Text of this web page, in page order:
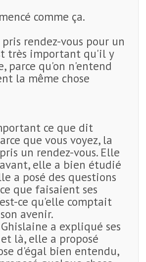
comme ça.
rendez-vous pour un
très important qu'il y
parce qu'on n'entend
la même chose
ce que dit
que vous voyez, la
un rendez-vous. Elle
elle a bien étudié
a posé des questions
que faisaient ses
ce qu'elle comptait
avenir.
a expliqué ses
là, elle a proposé
d'égal bien entendu,